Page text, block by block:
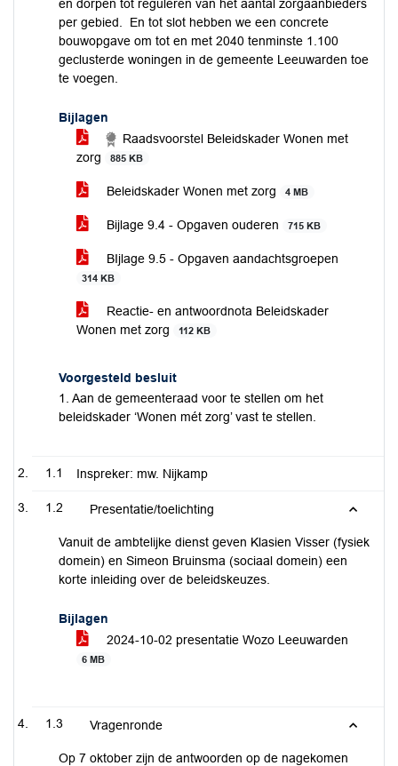
en dorpen tot reguleren van het aantal zorgaanbieders
per gebied. En tot slot hebben we een concrete
bouwopgave om tot en met 2040 tenminste 1.100
geclusterde woningen in de gemeente Leeuwarden toe
te voegen.
Bijlagen
Raadsvoorstel Beleidskader Wonen met
zorg
885 KB
Beleidskader Wonen met zorg 4 MB
Bijlage 9.4 - Opgaven ouderen 715 KB
BIjlage 9.5 - Opgaven aandachtsgroepen
314 KB
Reactie- en antwoordnota Beleidskader
Wonen met zorg
112 KB
Voorgesteld besluit
1. Aan de gemeenteraad voor te stellen om het
beleidskader ‘Wonen mét zorg’ vast te stellen.
1.1 Inspreker: mw. Nijkamp
1.2 Presentatie/toelichting
Vanuit de ambtelijke dienst geven Klasien Visser (fysiek
domein) en Simeon Bruinsma (sociaal domein) een
korte inleiding over de beleidskeuzes.
Bijlagen
2024-10-02 presentatie Wozo Leeuwarden
6 MB
1.3 Vragenronde
Op 7 oktober zijn de antwoorden op de nagekomen